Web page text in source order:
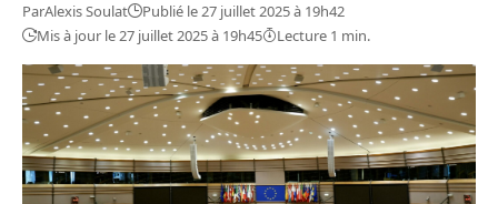
ParAlexis Soulat
Publié le 27 juillet 2025 à 19h42
Mis à jour le 27 juillet 2025 à 19h45
Lecture 1 min.